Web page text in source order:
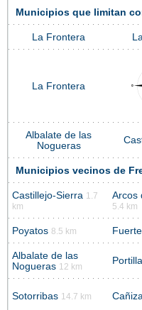
Municipios que limitan
La Frontera
La Frontera
Albalate de las
Nogueras
Municipios vecinos de
Castillejo-Sierra 1.7
km
Arcos
5.4 km
Poyatos 8.5 km
Albalate de las
Nogueras 12 km
Portilla
Sotorribas 14.7 km